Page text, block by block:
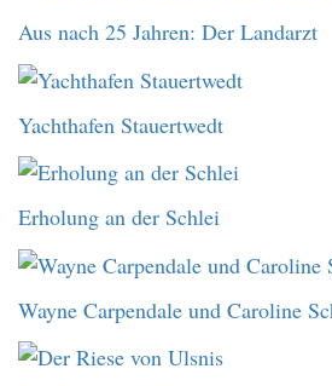
Aus nach 25 Jahren: Der Landarzt
Yachthafen Stauertwedt
Erholung an der Schlei
Wayne Carpendale und Caroline